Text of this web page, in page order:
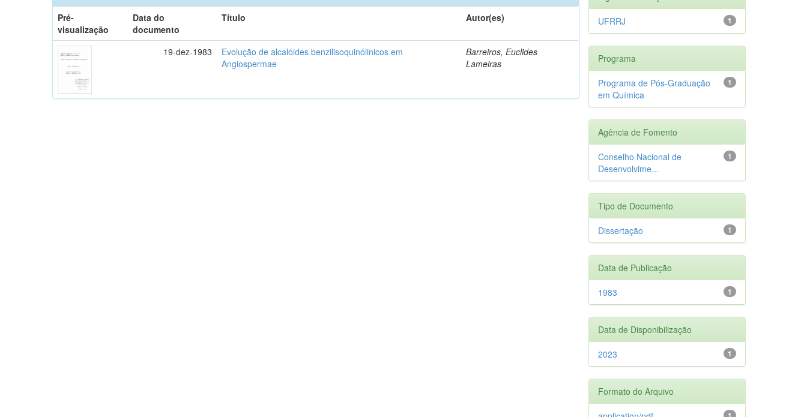
Pré-
visualização
Data do
documento
Título Autor(es)
19-dez-1983
Evolução de alcalóides benzilisoquinólinicos em
Angiospermae
Barreiros, Euclides
Lameiras
1
UFRRJ
Programa
1
Programa de Pós-Graduação
em Química
Agência de Fomento
1
Conselho Nacional de
Desenvolvime...
Tipo de Documento
1
Dissertação
Data de Publicação
1
1983
Data de Disponibilização
1
2023
Formato do Arquivo